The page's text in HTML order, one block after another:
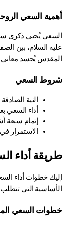
السعي الروحانية
يُجسد معاني الصبر
السعي
النية الصادقة
أداء السعي بعد
إتمام سبعة
الاستمرار في
أداء
التي تتطلب
السعي